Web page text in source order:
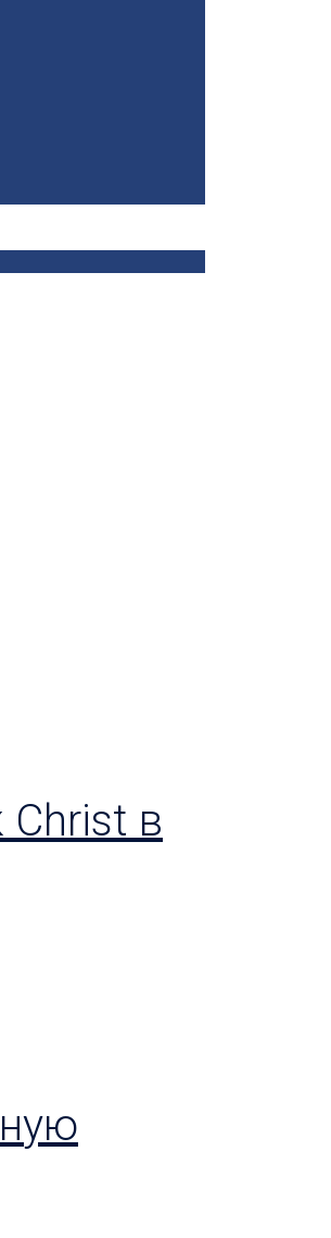
Christ в